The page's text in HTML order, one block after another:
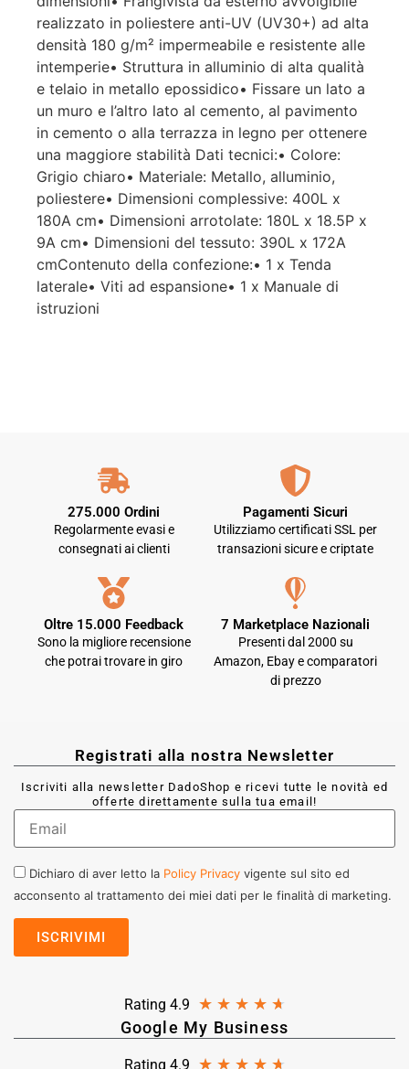
realizzato in poliestere anti-UV (UV30+) ad alta
densità 180 g/m² impermeabile e resistente alle
intemperie• Struttura in alluminio di alta qualità
e telaio in metallo epossidico• Fissare un lato a
un muro e l’altro lato al cemento, al pavimento
in cemento o alla terrazza in legno per ottenere
una maggiore stabilità Dati tecnici:• Colore:
Grigio chiaro• Materiale: Metallo, alluminio,
poliestere• Dimensioni complessive: 400L x
180A cm• Dimensioni arrotolate: 180L x 18.5P x
9A cm• Dimensioni del tessuto: 390L x 172A
cmContenuto della confezione:• 1 x Tenda
laterale• Viti ad espansione• 1 x Manuale di
istruzioni
275.000 Ordini
Regolarmente evasi e
consegnati ai clienti
Pagamenti Sicuri
Utilizziamo certificati SSL per
transazioni sicure e criptate
Oltre 15.000 Feedback
Sono la migliore recensione
che potrai trovare in giro
7 Marketplace Nazionali
Presenti dal 2000 su
Amazon, Ebay e comparatori
di prezzo
Registrati alla nostra Newsletter
Iscriviti alla newsletter DadoShop e ricevi tutte le novità ed
offerte direttamente sulla tua email!
Dichiaro di aver letto la Policy Privacy vigente sul sito ed
acconsento al trattamento dei miei dati per le finalità di marketing.
Rating 4.9 ★ ★ ★ ★ ★
Google My Business
Rating 4.9 ★ ★ ★ ★ ★